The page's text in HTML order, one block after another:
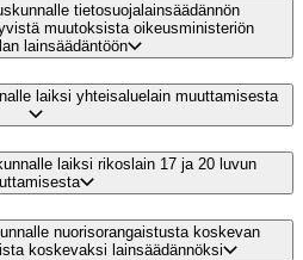
tietosuojalainsäädännön
muutoksista oikeusministeriön
lainsäädäntöön
laiksi yhteisaluelain muuttamisesta
laiksi rikoslain 17 ja 20 luvun
nuorisorangaistusta koskevan
koskevaksi lainsäädännöksi